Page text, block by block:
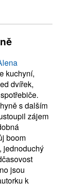
kuchyní,
dvířek,
s dalším
zájem
boom
jednoduchý
jsou
k